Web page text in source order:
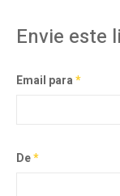
Envie este
Email para*
De*